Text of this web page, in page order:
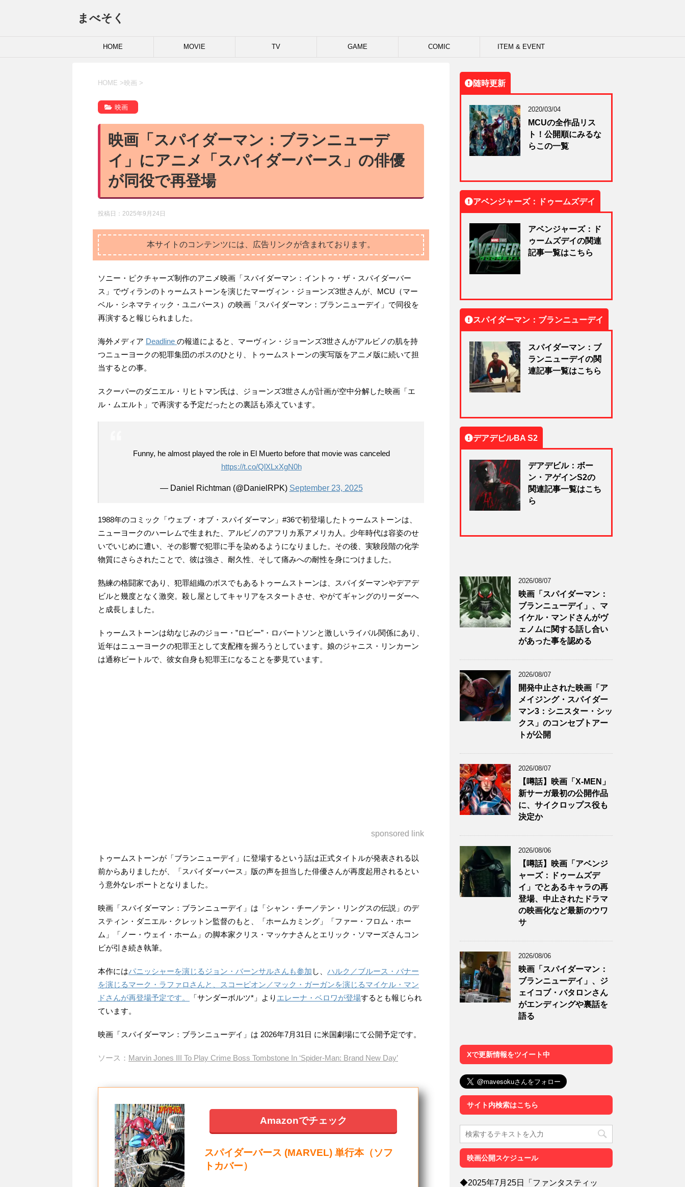
まべそく
HOME MOVIE TV GAME COMIC ITEM & EVENT
HOME > 映画 >
映画
映画「スパイダーマン：ブランニューデ
イ」にアニメ「スパイダーバース」の俳優
が同役で再登場
投稿日： 2025年9月24日
本サイトのコンテンツには、広告リンクが含まれております。
ソニー・ピクチャーズ制作のアニメ映画「スパイダーマン：イントゥ・ザ・スパイダーバー
ス」でヴィランのトゥームストーンを演じたマーヴィン・ジョーンズ3世さんが、MCU（マー
ベル・シネマティック・ユニバース）の映画「スパイダーマン：ブランニューデイ」で同役を
再演すると報じられました。
海外メディア Deadline の報道によると、マーヴィン・ジョーンズ3世さんがアルビノの肌を持
つニューヨークの犯罪集団のボスのひとり、トゥームストーンの実写版をアニメ版に続いて担
当するとの事。
スクーパーのダニエル・リヒトマン氏は、ジョーンズ3世さんが計画が空中分解した映画「エ
ル・ムエルト」で再演する予定だったとの裏話も添えています。
Funny, he almost played the role in El Muerto before that movie was canceled
https://t.co/QlXLxXgN0h
— Daniel Richtman (@DanielRPK) September 23, 2025
1988年のコミック「ウェブ・オブ・スパイダーマン」#36で初登場したトゥームストーンは、
ニューヨークのハーレムで生まれた、アルビノのアフリカ系アメリカ人。少年時代は容姿のせ
いでいじめに遭い、その影響で犯罪に手を染めるようになりました。その後、実験段階の化学
物質にさらされたことで、彼は強さ、耐久性、そして痛みへの耐性を身につけました。
熟練の格闘家であり、犯罪組織のボスでもあるトゥームストーンは、スパイダーマンやデアデ
ビルと幾度となく激突。殺し屋としてキャリアをスタートさせ、やがてギャングのリーダーへ
と成長しました。
トゥームストーンは幼なじみのジョー・”ロビー”・ロバートソンと激しいライバル関係にあり、
近年はニューヨークの犯罪王として支配権を握ろうとしています。娘のジャニス・リンカーン
は通称ビートルで、彼女自身も犯罪王になることを夢見ています。
sponsored link
トゥームストーンが「ブランニューデイ」に登場するという話は正式タイトルが発表される以
前からありましたが、「スパイダーバース」版の声を担当した俳優さんが再度起用されるとい
う意外なレポートとなりました。
映画「スパイダーマン：ブランニューデイ」は「シャン・チー／テン・リングスの伝説」のデ
スティン・ダニエル・クレットン監督のもと、「ホームカミング」「ファー・フロム・ホー
ム」「ノー・ウェイ・ホーム」の脚本家クリス・マッケナさんとエリック・ソマーズさんコン
ビが引き続き執筆。
本作にはパニッシャーを演じるジョン・バーンサルさんも参加 し、 ハルク／ブルース・バナー
を演じるマーク・ラファロさんと、スコーピオン／マック・ガーガンを演じるマイケル・マン
ドさんが再登場予定です。
「サンダーボルツ*」より エレーナ・ベロワが登場するとも報じられ
ています。
映画「スパイダーマン：ブランニューデイ」は 2026年7月31日 に米国劇場にて公開予定です。
ソース： Marvin Jones III To Play Crime Boss Tombstone In ‘Spider-Man: Brand New Day’
Amazonでチェック
スパイダーバース (MARVEL) 単行本（ソフ
トカバー）
随時更新
2020/03/04
MCUの全作品リス
ト！公開順にみるな
らこの一覧
アベンジャーズ：ドゥームズデイ
アベンジャーズ：ド
ゥームズデイの関連
記事一覧はこちら
スパイダーマン：ブランニューデイ
スパイダーマン：ブ
ランニューデイの関
連記事一覧はこちら
デアデビルBA S2
デアデビル：ボー
ン・アゲインS2の
関連記事一覧はこち
ら
2026/08/07
映画「スパイダーマン：
ブランニューデイ」、マ
イケル・マンドさんがヴ
ェノムに関する話し合い
があった事を認める
2026/08/07
開発中止された映画「ア
メイジング・スパイダー
マン3：シニスター・シッ
クス」のコンセプトアー
トが公開
2026/08/07
【噂話】映画「X-MEN」
新サーガ最初の公開作品
に、サイクロップス役も
決定か
2026/08/06
【噂話】映画「アベンジ
ャーズ：ドゥームズデ
イ」でとあるキャラの再
登場、中止されたドラマ
の映画化など最新のウワ
サ
2026/08/06
映画「スパイダーマン：
ブランニューデイ」、ジ
ェイコブ・バタロンさん
がエンディングや裏話を
語る
Xで更新情報をツイート中
サイト内検索はこちら
映画公開スケジュール
◆2025年7月25日「ファンタスティッ